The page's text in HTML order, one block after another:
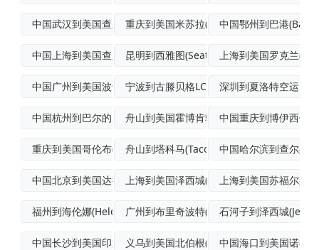
中国武汉到美国查尔斯顿(Charlest重庆到美国米苏拉(Missoula)国际
中国鄂州到巴港
中国上海到美国查尔斯顿(Charlest昆明到西雅图(Seattle)航空运输
上海到美国罗克兰
中国广州到美国波士顿(Boston)门到
宁波到古滕贝格LCL海运深圳到夏洛特空运门
中国杭州到巴尔的摩空运舟山到美国霍博肯轮船运输中国重庆到博伊西优
重庆到美国哥伦布(Columbus)空运舟山到塔科马(Tacoma)海上运输
中国哈尔滨到查尔斯
中国北京到美国达拉斯航空货运上海到美国泽西城(JerseyCity)上海到美国苏福尔斯
福州到海伦娜(Helena)航空快递广州到布里奇波特(Bridgeport)
石河子到泽西城
中国长沙到美国印第安纳波利斯空运专线
义乌到美国北伯根(NorthBergen
中国海口到美国诺福